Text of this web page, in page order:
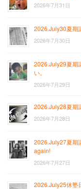
2026年7月31日
2026.July30夏
2026年7月30日
2026.July29夏期
い。
2026年7月29日
2026.July28夏
2026年7月28日
2026.July27夏期
again!
2026年7月27日
2026.July25休塾